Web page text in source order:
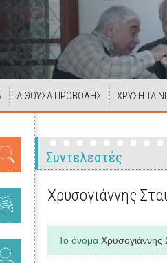
ΑΙΘΟΥΣΑ ΠΡΟΒΟΛΗΣ ΧΡΥΣΗ
Συντελεστές
Χρυσογιάννης
Το όνομα Χρυσογιάννης